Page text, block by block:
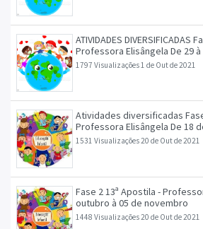
ATIVIDADES DIVERSIFICADAS Fase 2 12ª
Professora
1797 Visualizações1 de Out de 2021
Atividades diversificadas Fase 2 13ª
Professora Elisângela De 18 de outubro à 05 de
novembro
1531 Visualizações20 de Out de 2021
Fase 2 13ª Apostila - Professora Elisângela De 18 de
outubro à 05 de novembro
1448 Visualizações20 de Out de 2021